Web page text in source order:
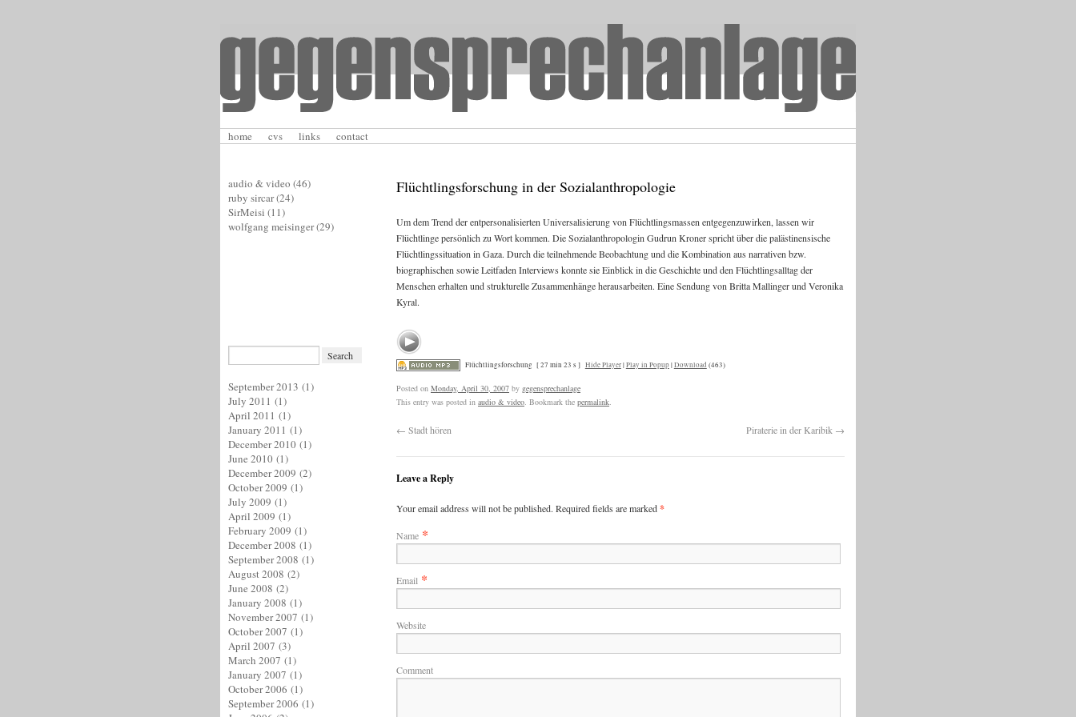
home cvs links contact
Flüchtlingsforschung in der Sozialanthropologie
Um dem Trend der entpersonalisierten Universalisierung von Flüchtlingsmassen entgegenzuwirken, lassen wir
Flüchtlinge persönlich zu Wort kommen. Die Sozialanthropologin Gudrun Kroner spricht über die palästinensische
Flüchtlingssituation in Gaza. Durch die teilnehmende Beobachtung und die Kombination aus narrativen bzw.
biographischen sowie Leitfaden Interviews konnte sie Einblick in die Geschichte und den Flüchtlingsalltag der
Menschen erhalten und strukturelle Zusammenhänge herausarbeiten. Eine Sendung von Britta Mallinger und Veronika
Kyral.
Flüchtlingsforschung [ 27 min 23 s ] Hide Player|Play in Popup|Download (463)
Posted on Monday, April 30, 2007 by gegensprechanlage
This entry was posted in audio & video. Bookmark the permalink.
← Stadt hören Piraterie in der Karibik →
Leave a Reply
Your email address will not be published. Required fields are marked*
Name *
Email *
Website
Comment
audio & video (46)
ruby sircar(24)
SirMeisi (11)
wolfgang meisinger(29)
September 2013 (1)
July 2011 (1)
April 2011 (1)
January 2011 (1)
December 2010 (1)
June 2010 (1)
December 2009 (2)
October 2009 (1)
July 2009 (1)
April 2009 (1)
February 2009 (1)
December 2008 (1)
September 2008 (1)
August 2008 (2)
June 2008 (2)
January 2008 (1)
November 2007 (1)
October 2007 (1)
April 2007 (3)
March 2007 (1)
January 2007 (1)
October 2006 (1)
September 2006 (1)